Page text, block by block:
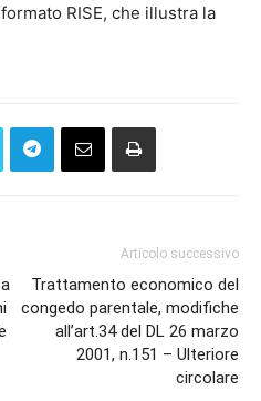
RISE, che illustra la
Articolo successivo
Trattamento economico del
congedo parentale, modifiche
all’art.34 del DL 26 marzo
2001, n.151 – Ulteriore
circolare